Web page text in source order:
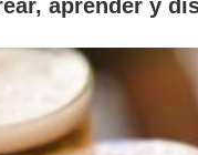
aprender y